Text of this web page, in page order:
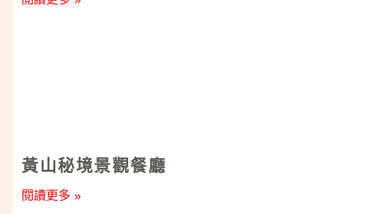
黃山秘境景觀餐廳
閱讀更多 »